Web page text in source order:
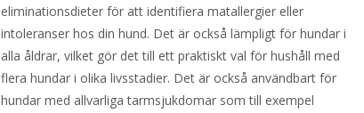
eliminationsdieter för att identifiera matallergier eller
intoleranser hos din hund. Det är också lämpligt för hundar i
alla åldrar, vilket gör det till ett praktiskt val för hushåll med
flera hundar i olika livsstadier. Det är också användbart för
hundar med allvarliga tarmsjukdomar som till exempel